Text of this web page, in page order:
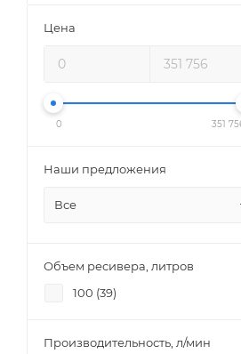
Цена
0 351
Наши предложения
Все
Объем ресивера, литров
100 (39)
Производительность, л/мин